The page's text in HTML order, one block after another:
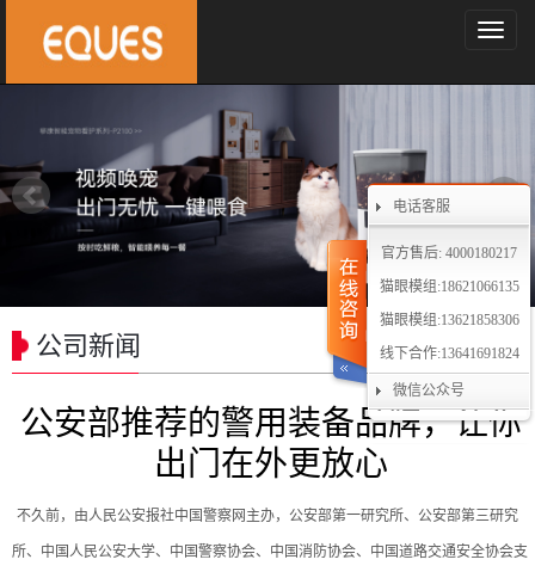
电话客服
官方售后: 4000180217
猫眼模组:18621066135
猫眼模组:13621858306
线下合作:13641691824
微信公众号
导
菜
公司新闻
公安部推荐的警用装备品牌，让你
出门在外更放心
不久前， 由人民公安报社中国警察网主办，公安部第一研究所、公安部第三研究
所、中国人民公安大学、中国警察协会、中国消防协会、中国道路交通安全协会支